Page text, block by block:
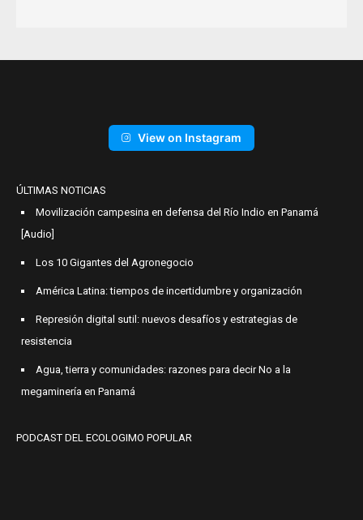
View on Instagram
ÚLTIMAS NOTICIAS
Movilización campesina en defensa del Río Indio en Panamá
[Audio]
Los 10 Gigantes del Agronegocio
América Latina: tiempos de incertidumbre y organización
Represión digital sutil: nuevos desafíos y estrategias de
resistencia
Agua, tierra y comunidades: razones para decir No a la
megaminería en Panamá
PODCAST DEL ECOLOGIMO POPULAR